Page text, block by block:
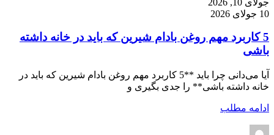
10 جولای 2026
5 کاربرد مهم روغن بادام شیرین که باید در خانه داشته
باشی
آیا می‌دانی چرا باید **5 کاربرد مهم روغن بادام شیرین که باید در
خانه داشته باشی** را جدی بگیری و
ادامه مطلب